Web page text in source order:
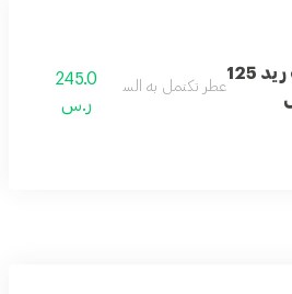
عطر دوت ريد 125
عطر تكتمل به السعاده245.0
ر.س